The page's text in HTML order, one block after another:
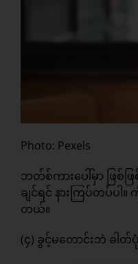
Photo: Pexels
ဘတ်စ်ကားပေါ်မှာ ဖြစ်ဖ
ချင်ရင် နားကြပ်တပ်ပ
တယ်။
(၄) ခွင့်မတောင်းဘဲ ဓါတ်